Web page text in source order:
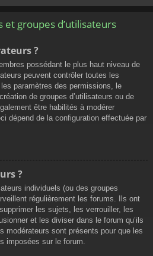
groupes d’utilisateurs
?
possédant le plus haut niveau de
peuvent contrôler toutes les
paramètres des permissions, le
de groupes d’utilisateurs ou de
être habilités à modérer
dépend de la configuration effectuée par
?
individuels (ou des groupes
régulièrement les forums. Ils ont
les sujets, les verrouiller, les
et les diviser dans le forum qu’ils
modérateurs sont présents pour que les
imposées sur le forum.